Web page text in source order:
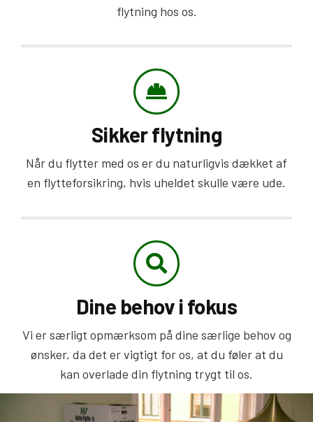
flytning hos os.
Sikker flytning
Når du flytter med os er du naturligvis dækket af
en flytteforsikring, hvis uheldet skulle være ude.
Dine behov i fokus
Vi er særligt opmærksom på dine særlige behov og
ønsker, da det er vigtigt for os, at du føler at du
kan overlade din flytning trygt til os.